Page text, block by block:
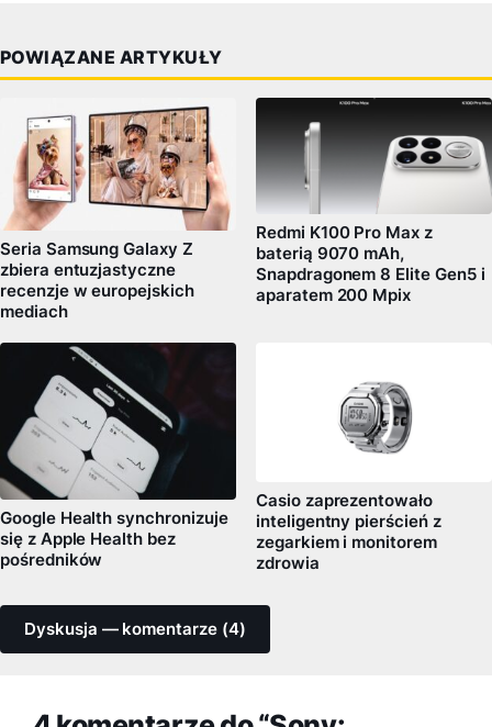
POWIĄZANE ARTYKUŁY
Seria Samsung Galaxy Z
zbiera entuzjastyczne
recenzje w europejskich
mediach
Redmi K100 Pro Max z
baterią 9070 mAh,
Snapdragonem 8 Elite Gen5 i
aparatem 200 Mpix
Google Health synchronizuje
się z Apple Health bez
pośredników
Casio zaprezentowało
inteligentny pierścień z
zegarkiem i monitorem
zdrowia
Dyskusja — komentarze (4)